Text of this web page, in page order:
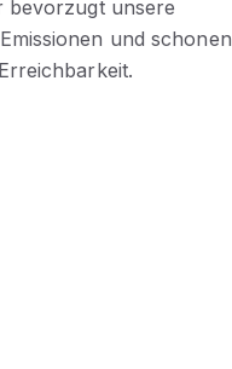
bevorzugt unsere
und schonen